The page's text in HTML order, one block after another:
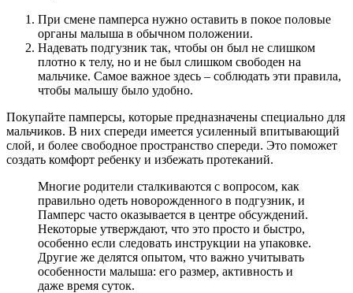
При смене памперса нужно оставить в покое половые
органы малыша в обычном положении.
Надевать подгузник так, чтобы он был не слишком
плотно к телу, но и не был слишком свободен на
мальчике. Самое важное здесь – соблюдать эти правила,
чтобы малышу было удобно.
Покупайте памперсы, которые предназначены специально для
мальчиков. В них спереди имеется усиленный впитывающий
слой, и более свободное пространство спереди. Это поможет
создать комфорт ребенку и избежать протеканий.
Многие родители сталкиваются с вопросом, как
правильно одеть новорожденного в подгузник, и
Памперс часто оказывается в центре обсуждений.
Некоторые утверждают, что это просто и быстро,
особенно если следовать инструкции на упаковке.
Другие же делятся опытом, что важно учитывать
особенности малыша: его размер, активность и
даже время суток.